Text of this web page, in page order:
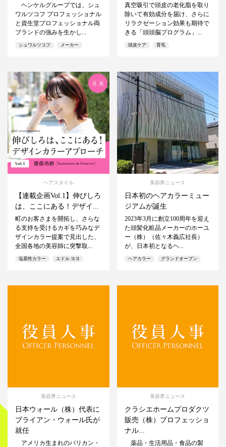
ヘンケルグループでは、シュ
ワルツコフ プロフェッショナル
と資生堂プロフェッショナル両
ブランドの強みを生かし...
シュワルツコフ メーカー
真空吸引で頭皮の老化脂を取り
除いて有効成分を届け、さらに
リラクゼーション効果も期待で
きる「頭頭脳プログラム」...
頭皮ケア 育毛
ヘアスタイル
【連載企画Vol.1】伸びしろ
は、ここにある！デザイ...
町のお客さまを開拓し、さらな
る支持を受けるカギを巧みなデ
ザインカラー提案で見出した、
全国各地の美容師に突撃取...
塩基性カラー エドル ヨヨ
美容界ニュース
日本初のヘアカラーミュー
ジアムが誕生
2023年3月に創立100周年を迎え
た頭髪化粧品メーカーのホーユ
ー（株）（佐々木義広社長）
が、日本初となるヘ...
ヘアカラー グランドオープン
美容界ニュース
日本ウォール（株）代表に
ブライアン・ウォール氏が
就任
アメリカ生まれのバリカン・
美容界ニュース
クラシエホームプロダクツ
販売（株）プロフェッショ
ナル...
薬品・生活用品・食品の製